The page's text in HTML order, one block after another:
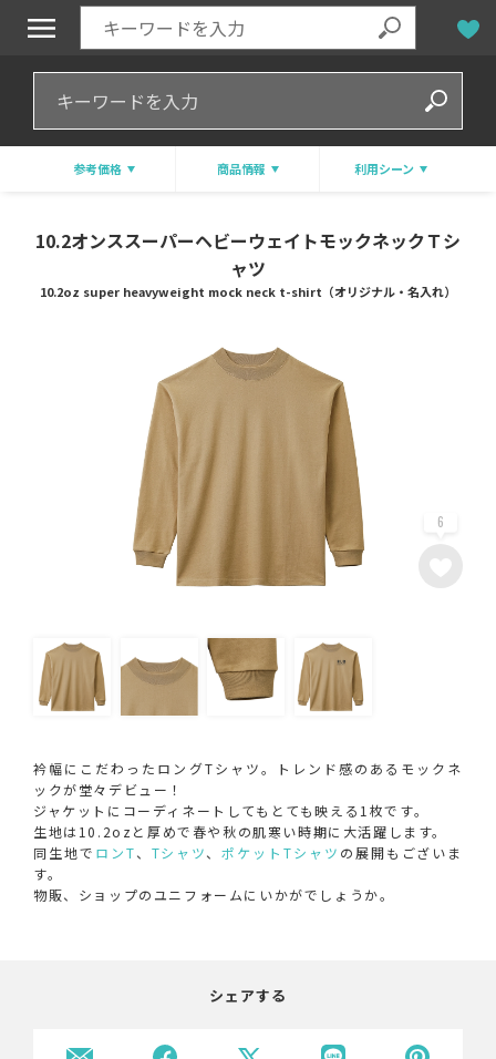
参考価格 商品情報 利用シーン
10.2オンススーパーヘビーウェイトモックネックＴシ
ャツ
10.2oz super heavyweight mock neck t-shirt（オリジナル・名入れ）
6
衿幅にこだわったロングTシャツ。トレンド感のあるモックネ
ックが堂々デビュー！
ジャケットにコーディネートしてもとても映える1枚です。
生地は10.2ozと厚めで春や秋の肌寒い時期に大活躍します。
同生地で ロンT、 Tシャツ、ポケットTシャツ の展開もございま
す。
物販、ショップのユニフォームにいかがでしょうか。
シェアする